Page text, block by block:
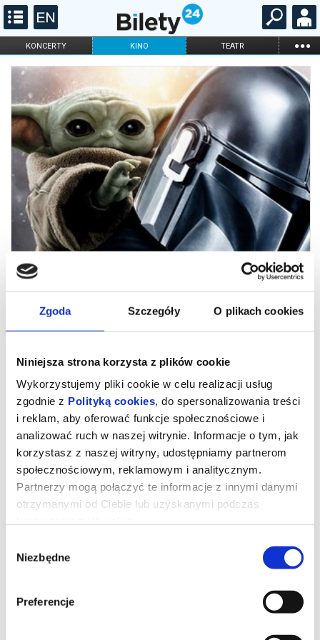
Zgoda Szczegóły O plikach cookies
Niniejsza strona korzysta z plików cookie
Wykorzystujemy pliki cookie w celu realizacji usług
zgodnie z Polityką cookies, do spersonalizowania treści
i reklam, aby oferować funkcje społecznościowe i
analizować ruch w naszej witrynie. Informacje o tym, jak
korzystasz z naszej witryny, udostępniamy partnerom
społecznościowym, reklamowym i analitycznym.
Partnerzy mogą połączyć te informacje z innymi danymi
otrzymanymi od Ciebie lub uzyskanymi podczas
zgody
Niezbędne
Preferencje
KONCERTY KINO TEATR ...
FILHARMONIA OPERA I BALET
STAND-UP
DLA DZIECI
Mandalorian i Grogu / 3D NAP
kompatybilne z odpowiednim ekranem na dużej sali kinowej. W
przypadku ich braku należy je zakupić przed seansem w kasie
Złowrogie Imperium upadło, a imperialni watażkowie wciąż są